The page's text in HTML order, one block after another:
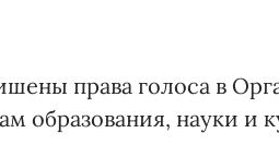
права голоса в
образования, науки и